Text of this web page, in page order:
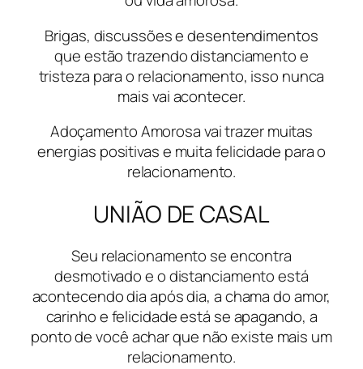
Brigas, discussões e desentendimentos
que estão trazendo distanciamento e
tristeza para o relacionamento, isso nunca
mais vai acontecer.
Adoçamento Amorosa vai trazer muitas
energias positivas e muita felicidade para o
relacionamento.
UNIÃO DE CASAL
Seu relacionamento se encontra
desmotivado e o distanciamento está
acontecendo dia após dia, a chama do amor,
carinho e felicidade está se apagando, a
ponto de você achar que não existe mais um
relacionamento.